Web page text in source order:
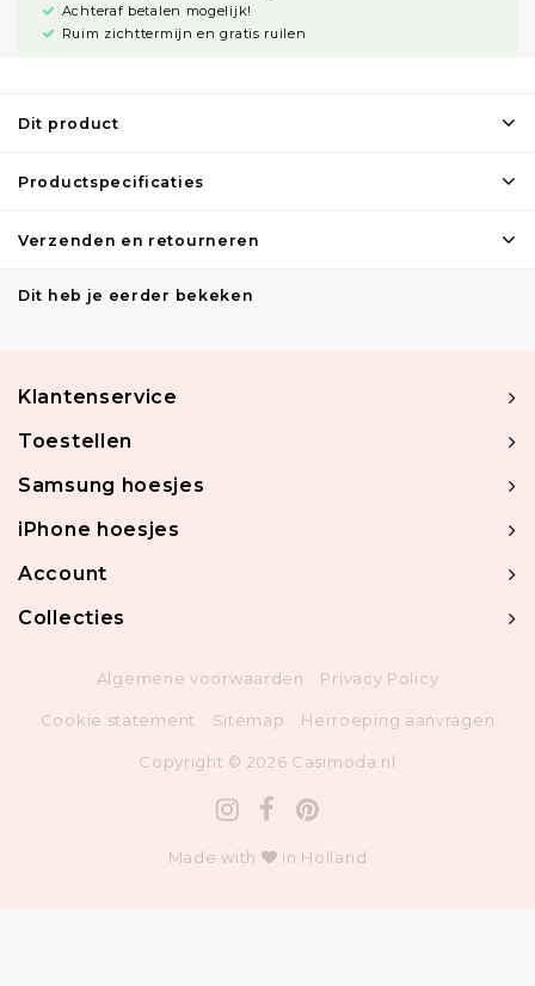
Achteraf betalen mogelijk!
Ruim zichttermijn en gratis ruilen
Dit product
Productspecificaties
Verzenden en retourneren
Dit heb je eerder bekeken
Klantenservice
Toestellen
Samsung hoesjes
iPhone hoesjes
Account
Collecties
Algemene voorwaarden Privacy Policy
Cookie statement Sitemap Herroeping aanvragen
Copyright © 2026 Casimoda.nl
Made with in Holland